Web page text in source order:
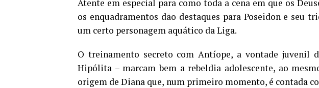
Atente em especial para como toda a cena em que os
os enquadramentos dão destaques para Poseidon e seu
um certo personagem aquático da Liga.
O treinamento secreto com Antíope, a vontade juvenil
Hipólita – marcam bem a rebeldia adolescente, ao
origem de Diana que, num primeiro momento, é contada